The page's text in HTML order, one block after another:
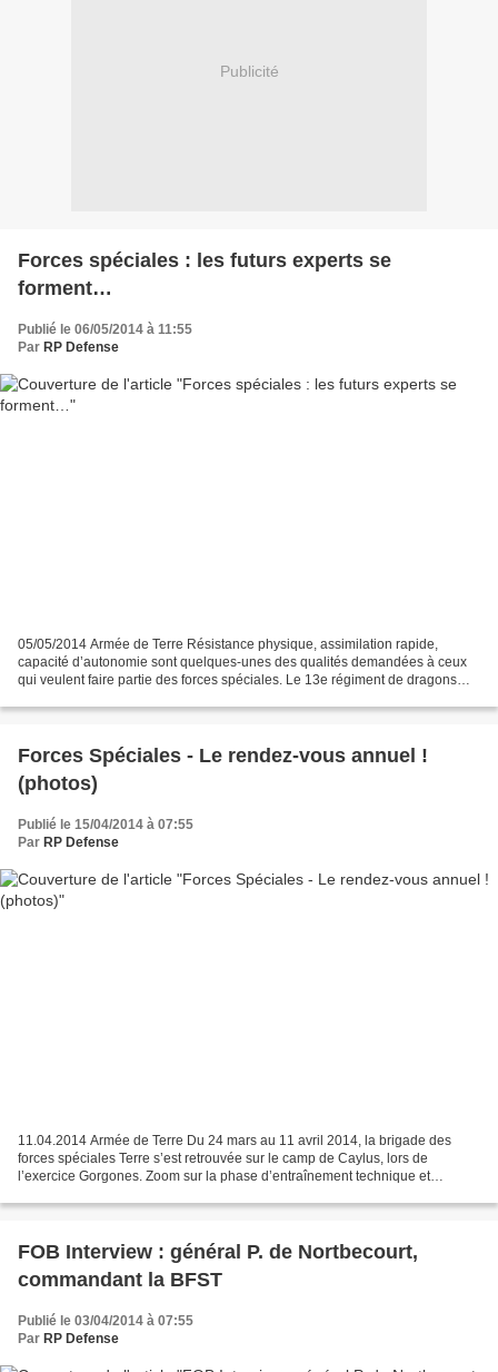
Publicité
Forces spéciales : les futurs experts se
forment…
Publié le 06/05/2014 à 11:55
Par RP Defense
05/05/2014 Armée de Terre Résistance physique, assimilation rapide,
capacité d’autonomie sont quelques-unes des qualités demandées à ceux
qui veulent faire partie des forces spéciales. Le 13e régiment de dragons
Forces Spéciales - Le rendez-vous annuel !
(photos)
Publié le 15/04/2014 à 07:55
Par RP Defense
11.04.2014 Armée de Terre Du 24 mars au 11 avril 2014, la brigade des
forces spéciales Terre s’est retrouvée sur le camp de Caylus, lors de
l’exercice Gorgones. Zoom sur la phase d’entraînement technique et
FOB Interview : général P. de Nortbecourt,
commandant la BFST
Publié le 03/04/2014 à 07:55
Par RP Defense